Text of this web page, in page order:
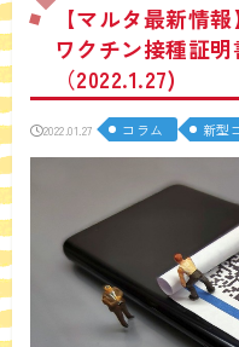
【マルタ最新情
ワクチン接種証
（2022.1.27)
2022.01.27 コラム 新型